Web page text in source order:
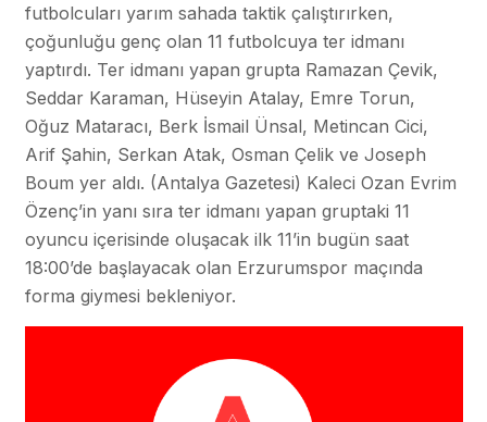
futbolcuları yarım sahada taktik çalıştırırken,
çoğunluğu genç olan 11 futbolcuya ter idmanı
yaptırdı. Ter idmanı yapan grupta Ramazan Çevik,
Seddar Karaman, Hüseyin Atalay, Emre Torun,
Oğuz Mataracı, Berk İsmail Ünsal, Metincan Cici,
Arif Şahin, Serkan Atak, Osman Çelik ve Joseph
Boum yer aldı. (Antalya Gazetesi) Kaleci Ozan Evrim
Özenç’in yanı sıra ter idmanı yapan gruptaki 11
oyuncu içerisinde oluşacak ilk 11’in bugün saat
18:00’de başlayacak olan Erzurumspor maçında
forma giymesi bekleniyor.